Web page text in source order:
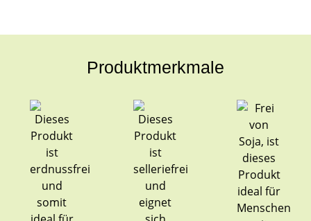
Produktmerkmale